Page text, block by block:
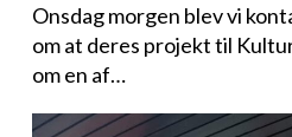
Onsdag morgen blev vi
om at deres projekt til
om en af…